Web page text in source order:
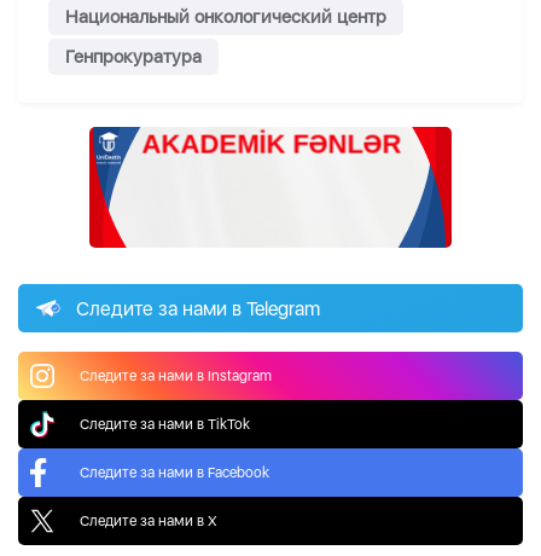
Национальный онкологический центр
Генпрокуратура
Следите за нами в Telegram
Следите за нами в Instagram
Следите за нами в TikTok
Следите за нами в Facebook
Следите за нами в X